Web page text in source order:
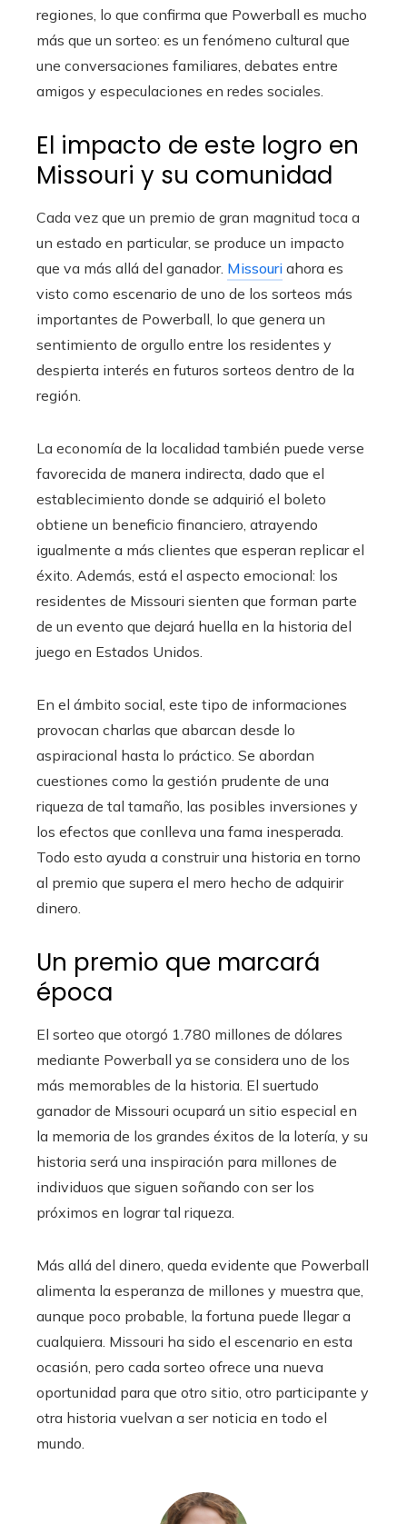
regiones, lo que confirma que Powerball es mucho
más que un sorteo: es un fenómeno cultural que
une conversaciones familiares, debates entre
amigos y especulaciones en redes sociales.
El impacto de este logro en
Missouri y su comunidad
Cada vez que un premio de gran magnitud toca a
un estado en particular, se produce un impacto
que va más allá del ganador. Missouri ahora es
visto como escenario de uno de los sorteos más
importantes de Powerball, lo que genera un
sentimiento de orgullo entre los residentes y
despierta interés en futuros sorteos dentro de la
región.
La economía de la localidad también puede verse
favorecida de manera indirecta, dado que el
establecimiento donde se adquirió el boleto
obtiene un beneficio financiero, atrayendo
igualmente a más clientes que esperan replicar el
éxito. Además, está el aspecto emocional: los
residentes de Missouri sienten que forman parte
de un evento que dejará huella en la historia del
juego en Estados Unidos.
En el ámbito social, este tipo de informaciones
provocan charlas que abarcan desde lo
aspiracional hasta lo práctico. Se abordan
cuestiones como la gestión prudente de una
riqueza de tal tamaño, las posibles inversiones y
los efectos que conlleva una fama inesperada.
Todo esto ayuda a construir una historia en torno
al premio que supera el mero hecho de adquirir
dinero.
Un premio que marcará
época
El sorteo que otorgó 1.780 millones de dólares
mediante Powerball ya se considera uno de los
más memorables de la historia. El suertudo
ganador de Missouri ocupará un sitio especial en
la memoria de los grandes éxitos de la lotería, y su
historia será una inspiración para millones de
individuos que siguen soñando con ser los
próximos en lograr tal riqueza.
Más allá del dinero, queda evidente que Powerball
alimenta la esperanza de millones y muestra que,
aunque poco probable, la fortuna puede llegar a
cualquiera. Missouri ha sido el escenario en esta
ocasión, pero cada sorteo ofrece una nueva
oportunidad para que otro sitio, otro participante y
otra historia vuelvan a ser noticia en todo el
mundo.